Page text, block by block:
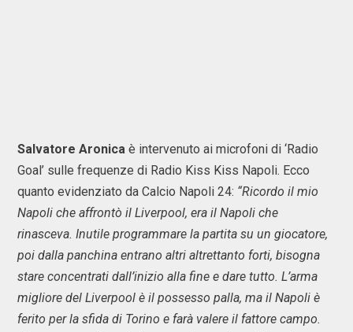
Salvatore Aronica è intervenuto ai microfoni di ‘Radio
Goal’ sulle frequenze di Radio Kiss Kiss Napoli. Ecco
quanto evidenziato da Calcio Napoli 24: “Ricordo il mio
Napoli che affrontò il Liverpool, era il Napoli che
rinasceva. Inutile programmare la partita su un giocatore,
poi dalla panchina entrano altri altrettanto forti, bisogna
stare concentrati dall’inizio alla fine e dare tutto. L’arma
migliore del Liverpool è il possesso palla, ma il Napoli è
ferito per la sfida di Torino e farà valere il fattore campo.